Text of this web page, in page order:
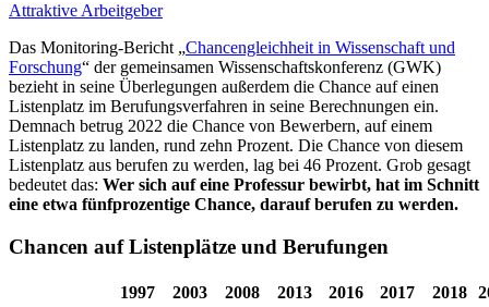
Attraktive Arbeitgeber
Das Monitoring-Bericht „Chancengleichheit in Wissenschaft und
Forschung“ der gemeinsamen Wissenschaftskonferenz (GWK)
bezieht in seine Überlegungen außerdem die Chance auf einen
Listenplatz im Berufungsverfahren in seine Berechnungen ein.
Demnach betrug 2022 die Chance von Bewerbern, auf einem
Listenplatz zu landen, rund zehn Prozent. Die Chance von diesem
Listenplatz aus berufen zu werden, lag bei 46 Prozent. Grob gesagt
bedeutet das: Wer sich auf eine Professur bewirbt, hat im Schnitt
eine etwa fünfprozentige Chance, darauf berufen zu werden.
Chancen auf Listenplätze und Berufungen
1997 2003 2008 2013 2016 2017 2018